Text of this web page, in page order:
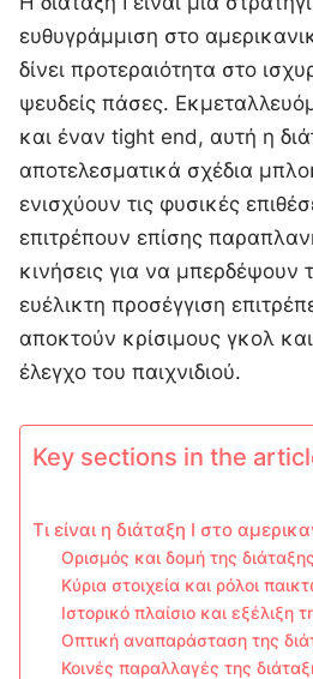
ευθυγράμμιση στο
δίνει προτεραιότητα στο
ψευδείς πάσες.
και έναν tight end, αυτή η
αποτελεσματικά σχέδια
ενισχύουν τις φυσικές
επιτρέπουν επίσης
κινήσεις για να μπερδέψουν
ευέλικτη προσέγγιση
αποκτούν κρίσιμους γκολ
έλεγχο του παιχνιδιού.
Key sections in the
Τι είναι η διάταξη I στο
Ορισμός και δομή της
Κύρια στοιχεία και ρόλοι
Ιστορικό πλαίσιο και εξέλιξη
Οπτική αναπαράσταση της
Κοινές παραλλαγές της